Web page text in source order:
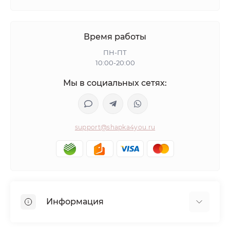
Время работы
ПН-ПТ
10:00-20:00
Мы в социальных сетях:
support@shapka4you.ru
Информация